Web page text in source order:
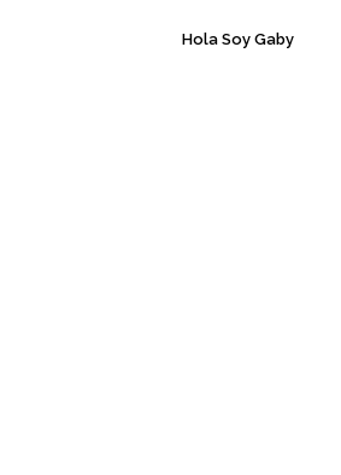
Hola Soy Gaby